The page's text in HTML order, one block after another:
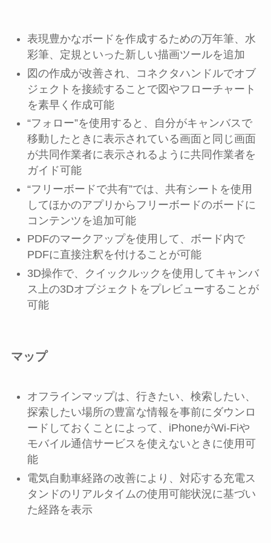
表現豊かなボードを作成するための万年筆、水
彩筆、定規といった新しい描画ツールを追加
図の作成が改善され、コネクタハンドルでオブ
ジェクトを接続することで図やフローチャート
を素早く作成可能
“フォロー”を使用すると、自分がキャンバスで
移動したときに表示されている画面と同じ画面
が共同作業者に表示されるように共同作業者を
ガイド可能
“フリーボードで共有”では、共有シートを使用
してほかのアプリからフリーボードのボードに
コンテンツを追加可能
PDFのマークアップを使用して、ボード内で
PDFに直接注釈を付けることが可能
3D操作で、クイックルックを使用してキャンバ
ス上の3Dオブジェクトをプレビューすることが
可能
マップ
オフラインマップは、行きたい、検索したい、
探索したい場所の豊富な情報を事前にダウンロ
ードしておくことによって、iPhoneがWi-Fiや
モバイル通信サービスを使えないときに使用可
能
電気自動車経路の改善により、対応する充電ス
タンドのリアルタイムの使用可能状況に基づい
た経路を表示